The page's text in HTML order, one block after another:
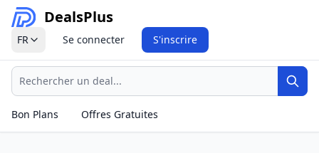
DealsPlus
FR Se connecter S'inscrire
Recherche
Bon Plans
Offres Gratuites